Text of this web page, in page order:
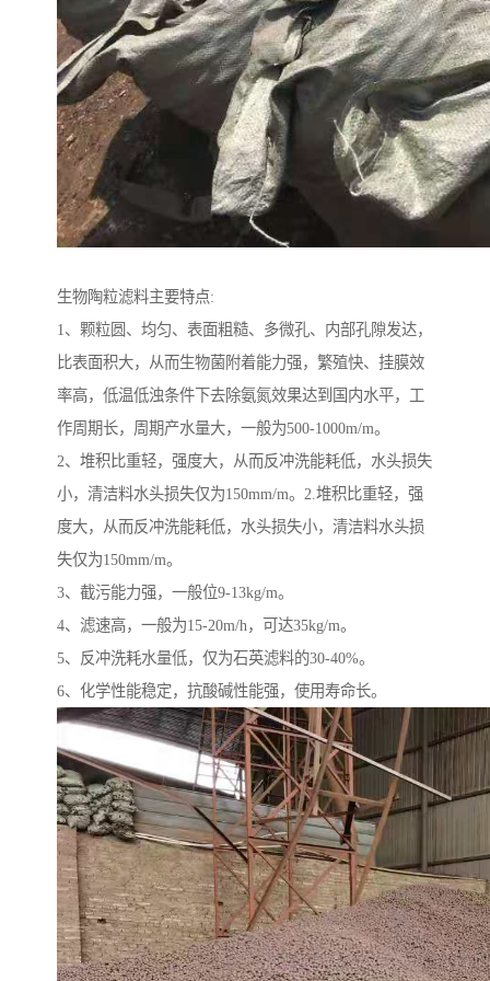
生物陶粒滤料主要特点:
1、颗粒圆、均匀、表面粗糙、多微孔、内部孔隙发达，
比表面积大，从而生物菌附着能力强，繁殖快、挂膜效
率高，低温低浊条件下去除氨氮效果达到国内水平，工
作周期长，周期产水量大，一般为500-1000m/m。
2、堆积比重轻，强度大，从而反冲洗能耗低，水头损失
小，清洁料水头损失仅为150mm/m。2.堆积比重轻，强
度大，从而反冲洗能耗低，水头损失小，清洁料水头损
失仅为150mm/m。
3、截污能力强，一般位9-13kg/m。
4、滤速高，一般为15-20m/h，可达35kg/m。
5、反冲洗耗水量低，仅为石英滤料的30-40%。
6、化学性能稳定，抗酸碱性能强，使用寿命长。